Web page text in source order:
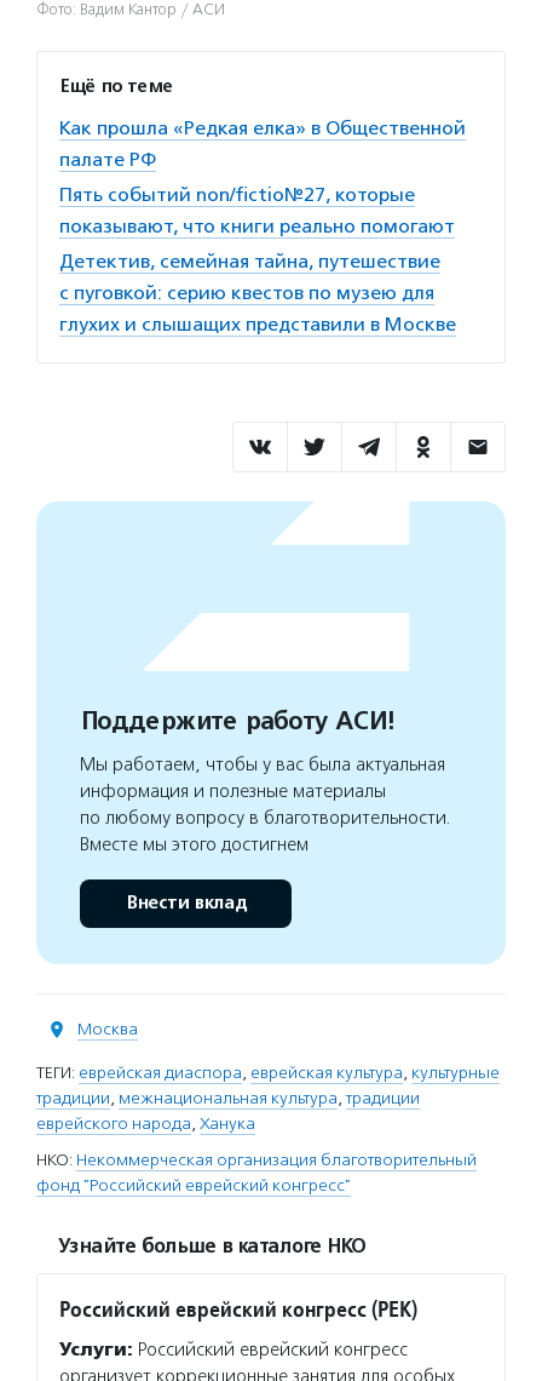
Фото: Вадим Кантор / АСИ
Ещё по теме
Как прошла «Редкая елка» в Общественной
палате РФ
Пять событий non/fictio№27, которые
показывают, что книги реально помогают
Детектив, семейная тайна, путешествие
с пуговкой: серию квестов по музею для
глухих и слышащих представили в Москве
Поддержите работу АСИ!
Мы работаем, чтобы у вас была актуальная
информация и полезные материалы
по любому вопросу в благотворительности.
Вместе мы этого достигнем
Внести вклад
Москва
ТЕГИ: еврейская диаспора, еврейская культура, культурные
традиции, межнациональная культура,традиции
еврейского народа, Ханука
НКО: Некоммерческая организация благотворительный
фонд "Российский еврейский конгресс"
Узнайте больше в каталоге НКО
Российский еврейский конгресс (РЕК)
Услуги: Российский еврейский конгресс
организует коррекционные занятия для особых